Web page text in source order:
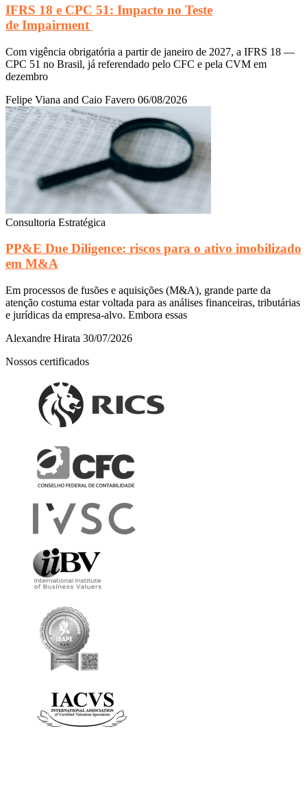
IFRS 18 e CPC 51: Impacto no Teste
de Impairment
Com vigência obrigatória a partir de janeiro de 2027, a IFRS 18 —
CPC 51 no Brasil, já referendado pelo CFC e pela CVM em
dezembro
Felipe Viana and Caio Favero 06/08/2026
Consultoria Estratégica
PP&E Due Diligence: riscos para o ativo imobilizado
em M&A
Em processos de fusões e aquisições (M&A), grande parte da
atenção costuma estar voltada para as análises financeiras, tributárias
e jurídicas da empresa-alvo. Embora essas
Alexandre Hirata 30/07/2026
Nossos certificados